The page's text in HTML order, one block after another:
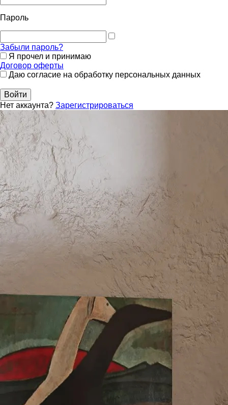
Пароль
Забыли пароль?
Я прочел и принимаю
Договор оферты
Даю согласие на обработку персональных данных
Войти
Нет аккаунта? Зарегистрироваться